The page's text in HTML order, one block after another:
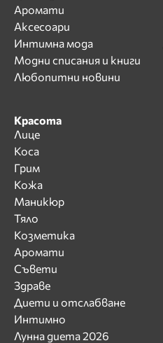
Аромати
Аксесоари
Интимна мода
Модни списания и книги
Любопитни новини
Красота
Лице
Коса
Грим
Кожа
Маникюр
Тяло
Козметика
Аромати
Съвети
Здраве
Диети и отслабване
Интимно
Лунна диета 2026